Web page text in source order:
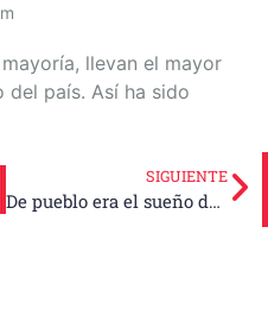
llevan el mayor
del país. Así ha sido
SIGUIENTE
De pueblo era el sueño de Frank